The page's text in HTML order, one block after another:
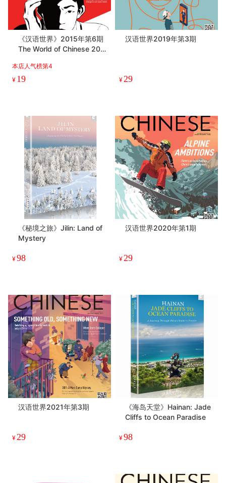
《汉语世界》2015年第6期
The World of Chinese 201
本店人气榜第4
¥ 19
汉语世界2019年第3期
¥29
《秘境之旅》Jilin: Land of
Mystery
¥98
汉语世界2020年第1期
¥29
汉语世界2021年第3期
¥29
《海岛天堂》Hainan: Jade
Cliffs to Ocean Paradise
¥98